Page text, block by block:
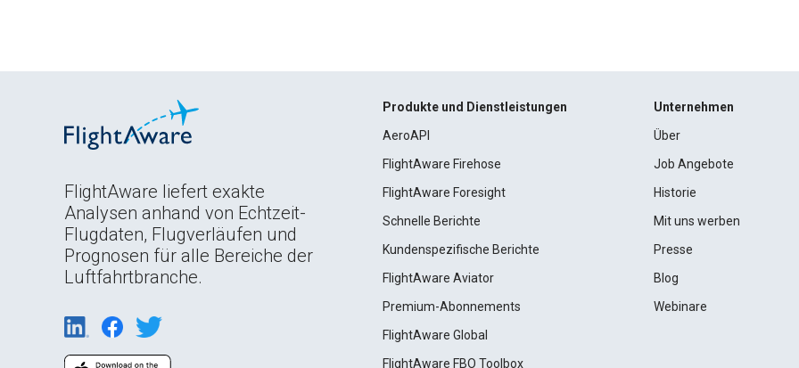
FlightAware liefert exakte
Analysen anhand von Echtzeit-
Flugdaten, Flugverläufen und
Prognosen für alle Bereiche der
Luftfahrtbranche.
Produkte und Dienstleistungen
AeroAPI
FlightAware Firehose
FlightAware Foresight
Schnelle Berichte
Kundenspezifische Berichte
FlightAware Aviator
Premium-Abonnements
FlightAware Global
FlightAware FBO Toolbox
Unternehmen
Über
Job Angebote
Historie
Mit uns werben
Presse
Blog
Webinare